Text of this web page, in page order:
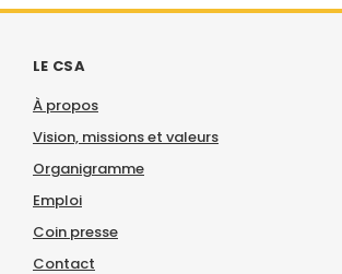
LE CSA
À propos
Vision, missions et valeurs
Organigramme
Emploi
Coin presse
Contact